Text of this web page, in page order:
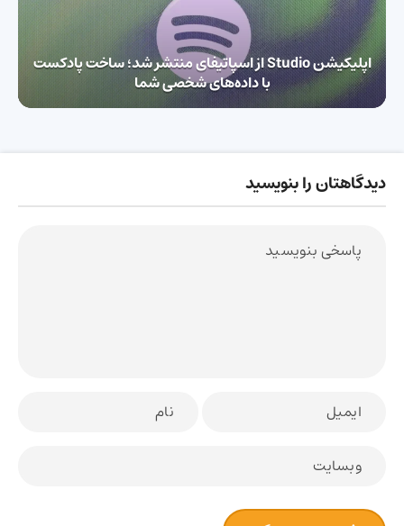
اپلیکیشن Studio از اسپاتیفای منتشر شد؛ ساخت پادکست
با داده‌های شخصی شما
دیدگاهتان را بنویسید